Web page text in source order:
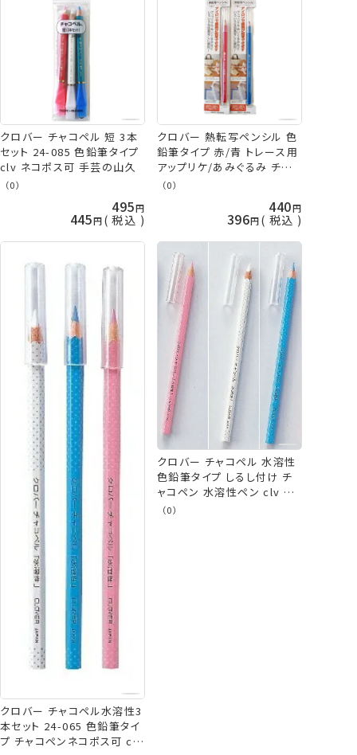
クロバー チャコペル 短 3本
セット 24-085 色鉛筆タイプ
clv ネコポス可 手芸の山久
（0）
495
445 税込
クロバー 熱転写ペンシル 色
鉛筆タイプ 赤/青 トレース用
アップリケ/あみぐるみ チャコ
ペン clv ネコポス可 手芸の
（0）
440
396 税込
クロバー チャコペル水溶性3
本セット 24-065 色鉛筆タイ
プ チャコペンネコポス可 clv
クロバー チャコペル 水溶性
色鉛筆タイプ しるし付け チ
ャコペン 水溶性ペン clv ネ
コポス可 手芸の山久
（0）